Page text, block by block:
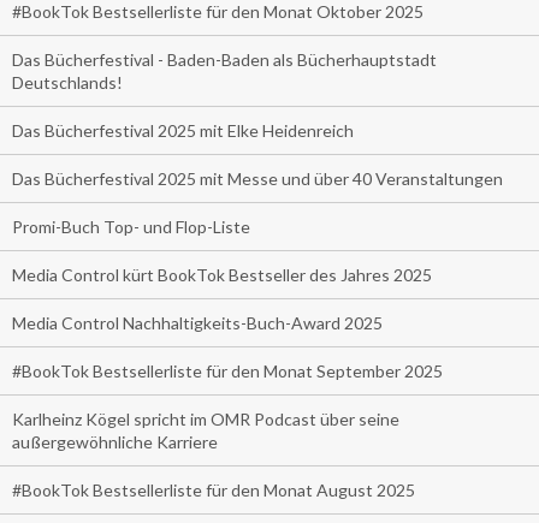
#BookTok Bestsellerliste für den Monat Oktober 2025
Das Bücherfestival - Baden-Baden als Bücherhauptstadt
Deutschlands!
Das Bücherfestival 2025 mit Elke Heidenreich
Das Bücherfestival 2025 mit Messe und über 40 Veranstaltungen
Promi-Buch Top- und Flop-Liste
Media Control kürt BookTok Bestseller des Jahres 2025
Media Control Nachhaltigkeits-Buch-Award 2025
#BookTok Bestsellerliste für den Monat September 2025
Karlheinz Kögel spricht im OMR Podcast über seine
außergewöhnliche Karriere
#BookTok Bestsellerliste für den Monat August 2025